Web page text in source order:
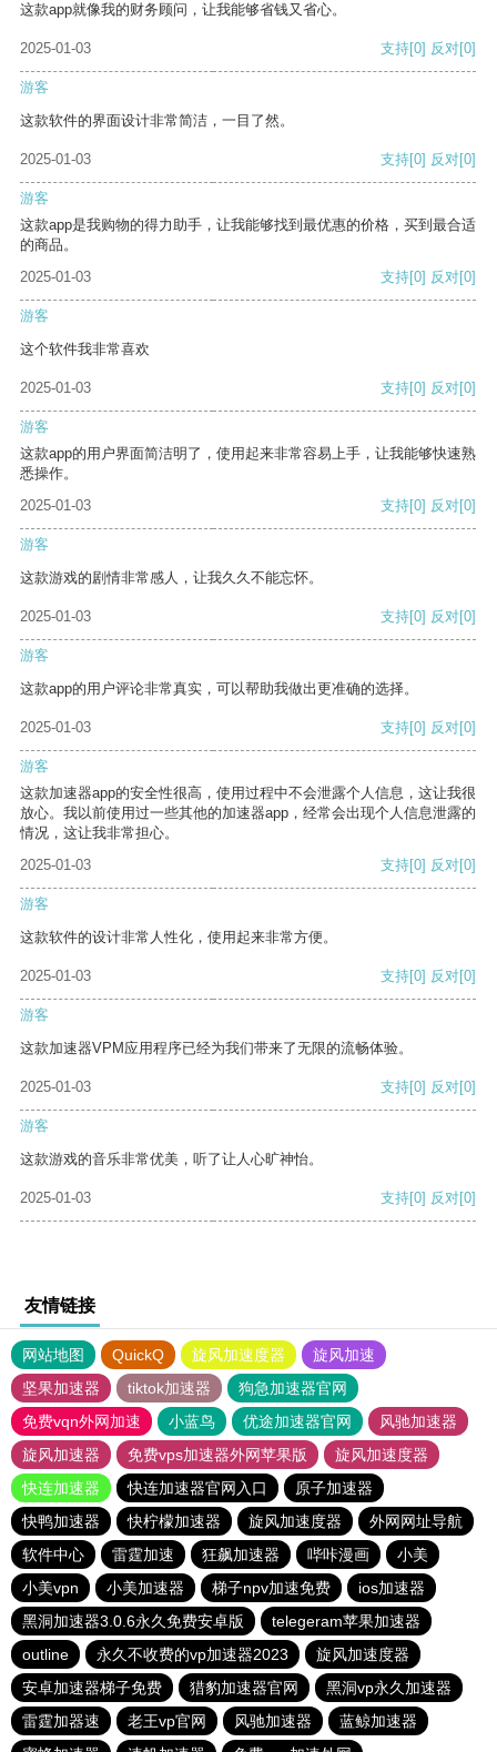
这款app就像我的财务顾问，让我能够省钱又省心。
2025-01-03 支持[0] 反对[0]
游客
这款软件的界面设计非常简洁，一目了然。
2025-01-03 支持[0] 反对[0]
游客
这款app是我购物的得力助手，让我能够找到最优惠的价格，买到最合适
的商品。
2025-01-03
支持[0] 反对[0]
游客
这个软件我非常喜欢
2025-01-03 支持[0] 反对[0]
游客
这款app的用户界面简洁明了，使用起来非常容易上手，让我能够快速熟
悉操作。
2025-01-03
支持[0] 反对[0]
游客
这款游戏的剧情非常感人，让我久久不能忘怀。
2025-01-03 支持[0] 反对[0]
游客
这款app的用户评论非常真实，可以帮助我做出更准确的选择。
2025-01-03 支持[0] 反对[0]
游客
这款加速器app的安全性很高，使用过程中不会泄露个人信息，这让我很
放心。我以前使用过一些其他的加速器app，经常会出现个人信息泄露的
情况，这让我非常担心。
2025-01-03
支持[0] 反对[0]
游客
这款软件的设计非常人性化，使用起来非常方便。
2025-01-03 支持[0] 反对[0]
游客
这款加速器VPM应用程序已经为我们带来了无限的流畅体验。
2025-01-03 支持[0] 反对[0]
游客
这款游戏的音乐非常优美，听了让人心旷神怡。
2025-01-03 支持[0] 反对[0]
友情链接
网站地图 QuickQ 旋风加速度器
旋风加速
坚果加速器
tiktok加速器
狗急加速器官网
免费vqn外网加速
小蓝鸟 优途加速器官网
风驰加速器
旋风加速器
免费vps加速器外网苹果版
旋风加速度器
快连加速器
快连加速器官网入口
原子加速器
快鸭加速器
快柠檬加速器 旋风加速度器
外网网址导航
软件中心
雷霆加速 狂飙加速器 哔咔漫画
小美
小美vpn
小美加速器 梯子npv加速免费
ios加速器
黑洞加速器3.0.6永久免费安卓版
telegeram苹果加速器
outline
永久不收费的vp加速器2023
旋风加速度器
安卓加速器梯子免费
猎豹加速器官网
黑洞vp永久加速器
雷霆加器速
老王vp官网 风驰加速器
蓝鲸加速器